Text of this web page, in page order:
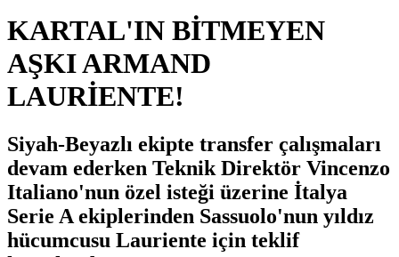
KARTAL'IN BİTMEYEN
AŞKI ARMAND
LAURİENTE!
Siyah-Beyazlı ekipte transfer çalışmaları
devam ederken Teknik Direktör Vincenzo
Italiano'nun özel isteği üzerine İtalya
Serie A ekiplerinden Sassuolo'nun yıldız
hücumcusu Lauriente için teklif